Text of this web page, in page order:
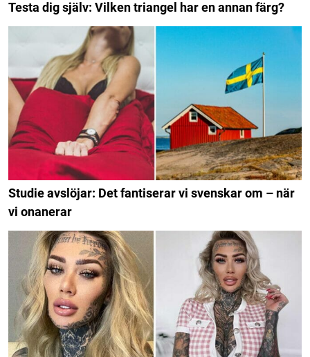
Testa dig själv: Vilken triangel har en annan färg?
Studie avslöjar: Det fantiserar vi svenskar om – när
vi onanerar